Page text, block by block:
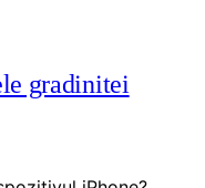
gradinitei